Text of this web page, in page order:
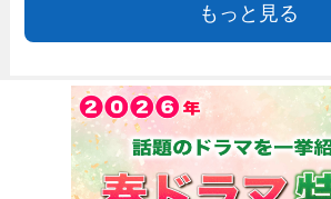
もっと見る